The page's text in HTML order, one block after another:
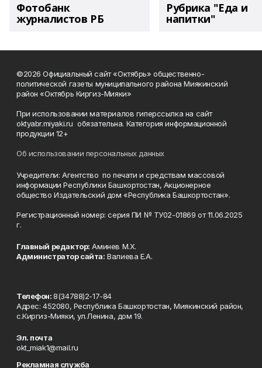
Фотобанк
журналистов РБ
Рубрика "Еда и
напитки"
©2026 Официальный сайт «Октябрь» общественно-
политической газеты муниципального района Миякинский
район «Октябрь Киргиз-Мияки»
При использовании материалов гиперссылка на сайт
oktyabr.miyaki.ru обязательна. Категория информационной
продукции 12+
Об использовании персональных данных
Учредители: Агентство по печати и средствам массовой
информации Республики Башкортостан, Акционерное
общество Издательский дом «Республика Башкортостан».
Регистрационный номер: серия ПИ № ТУ02-01869 от 11.06.2025
г.
Главный редактор: Аминев М.Х.
Администратор сайта: Валиева Е.А.
Телефон:8(34788)2-17-84
Адрес: 452080, Республика Башкортостан, Миякинский район,
с.Киргиз-Мияки, ул.Ленина, дом 19.
Эл. почта
okt_miak1@mail.ru
Рекламная служба